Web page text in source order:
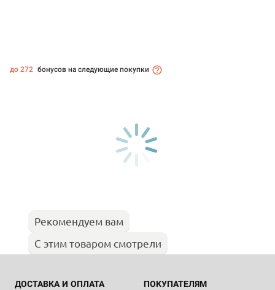
до 272 бонусов на следующие покупки
Рекомендуем вам
С этим товаром смотрели
ДОСТАВКА И ОПЛАТА ПОКУПАТЕЛЯМ